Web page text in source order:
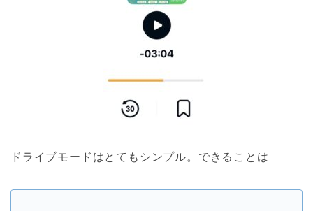
ドライブモードはとてもシンプル。できることは